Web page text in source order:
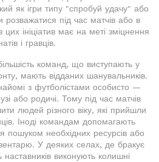
як ігри типу "спробуй удачу" або
під час матчів або в
ініціатив має на меті зміцнення
і гравців.
команд, що виступають у
мають відданих шанувальників.
з футболістами особисто —
або родичі. Тому під час матчів
людей різного віку, які прийшли
Іноді командам допомагають
пошуком необхідних ресурсів або
У деяких селах, де бракує
наставників виконують колишні